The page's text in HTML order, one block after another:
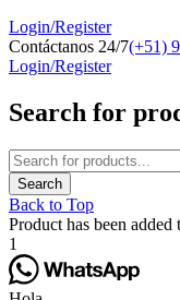
Login/Register
Contáctanos 24/7(+51)
Login/Register
Search for
Back to Top
Product has been added
1